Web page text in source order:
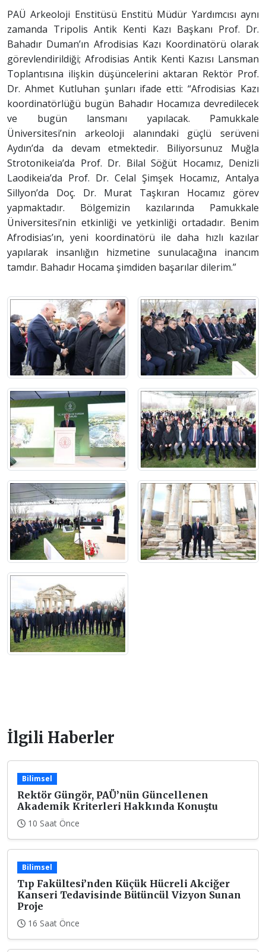
PAÜArkeoloji Enstitüsü Enstitü Müdür Yardımcısı aynı
zamanda Tripolis Antik Kenti Kazı Başkanı Prof. Dr.
Bahadır Duman’ın Afrodisias Kazı Koordinatörü olarak
görevlendirildiği; Afrodisias Antik Kenti Kazısı Lansman
Toplantısına ilişkin düşüncelerini aktaran Rektör Prof.
Dr. Ahmet Kutluhan şunları ifade etti: “Afrodisias Kazı
koordinatörlüğü bugün Bahadır Hocamıza devredilecek
ve bugün lansmanı yapılacak. Pamukkale
Üniversitesi’nin arkeoloji alanındaki güçlü serüveni
Aydın’da da devam etmektedir. Biliyorsunuz Muğla
Strotonikeia’da Prof. Dr. Bilal Söğüt Hocamız, Denizli
Laodikeia’da Prof. Dr. Celal Şimşek Hocamız, Antalya
Sillyon’da Doç. Dr. Murat Taşkıran Hocamız görev
yapmaktadır. Bölgemizin kazılarında Pamukkale
Üniversitesi’nin etkinliği ve yetkinliği ortadadır. Benim
Afrodisias’ın, yeni koordinatörü ile daha hızlı kazılar
yapılarak insanlığın hizmetine sunulacağına inancım
tamdır. Bahadır Hocama şimdiden başarılar dilerim.”
İlgili Haberler
Bilimsel
Rektör Güngör, PAÜ’nün Güncellenen
Akademik Kriterleri Hakkında Konuştu
10 Saat Önce
Bilimsel
Tıp Fakültesi’nden Küçük Hücreli Akciğer
Kanseri Tedavisinde Bütüncül Vizyon Sunan
Proje
16 Saat Önce